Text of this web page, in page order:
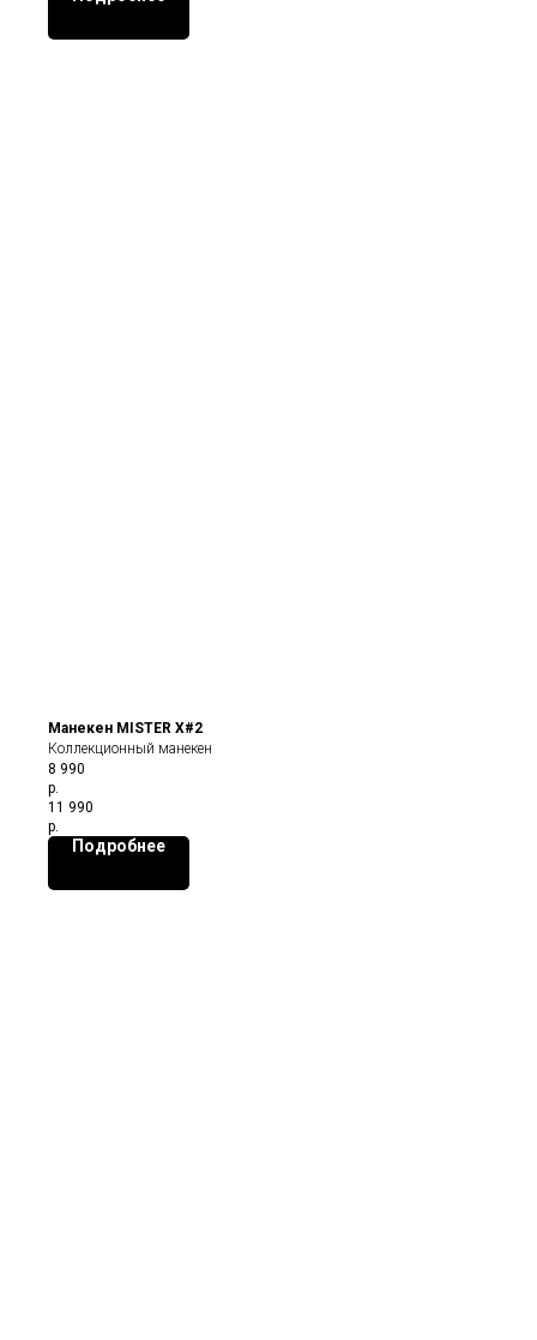
Манекен MISTER X#2
Коллекционный манекен
8 990
р.
11 990
р.
Подробнее